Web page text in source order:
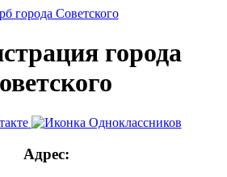
города
Адрес: